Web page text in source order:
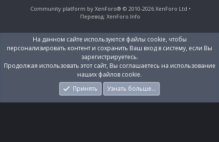
Community platform by XenForo® © 2010-2026 XenForo Ltd
Перевод: XenForo.Info
На данном сайте используются файлы cookie, чтобы
персонализировать контент и сохранить Ваш вход в систему, если Вы
зарегистрируетесь.
Продолжая использовать этот сайт, Вы соглашаетесь на использование
наших файлов cookie.
Принять
Узнать больше…